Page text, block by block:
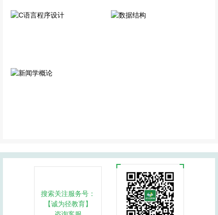
搜索关注服务号：
【诚为径教育】